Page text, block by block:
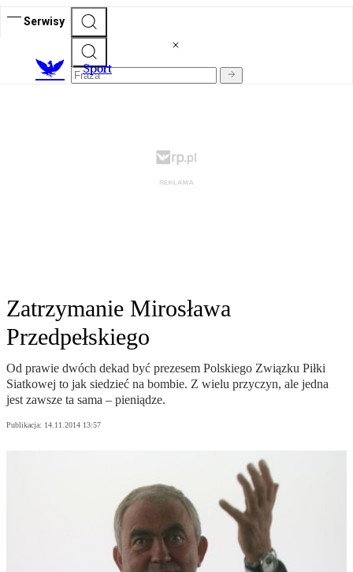
Serwisy
Sport
Zatrzymanie Mirosława
Przedpełskiego
Od prawie dwóch dekad być prezesem Polskiego Związku Piłki
Siatkowej to jak siedzieć na bombie. Z wielu przyczyn, ale jedna
jest zawsze ta sama – pieniądze.
Publikacja: 14.11.2014 13:57